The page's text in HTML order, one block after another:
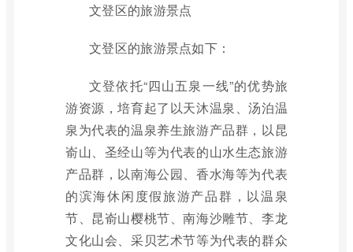
文登区的旅游景点
文登区的旅游景点如下：
文登依托“四山五泉一线”的优势旅
游资源，培育起了以天沐温泉、汤泊温
泉为代表的温泉养生旅游产品群，以昆
嵛山、圣经山等为代表的山水生态旅游
产品群，以南海公园、香水海等为代表
的滨海休闲度假旅游产品群，以温泉
节、昆嵛山樱桃节、南海沙雕节、李龙
文化山会、采贝艺术节等为代表的群众